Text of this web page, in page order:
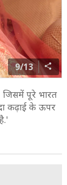
9/13
जिसमें पूरे भारत
कढ़ाई के ऊपर